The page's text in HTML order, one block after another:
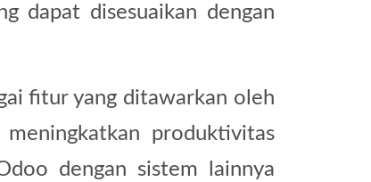
dapat disesuaikan dengan
fitur yang ditawarkan oleh
produktivitas
dengan sistem lainnya